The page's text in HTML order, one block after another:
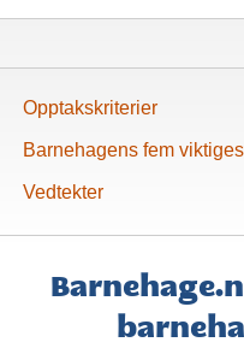
Opptakskriterier
Barnehagens fem
Vedtekter